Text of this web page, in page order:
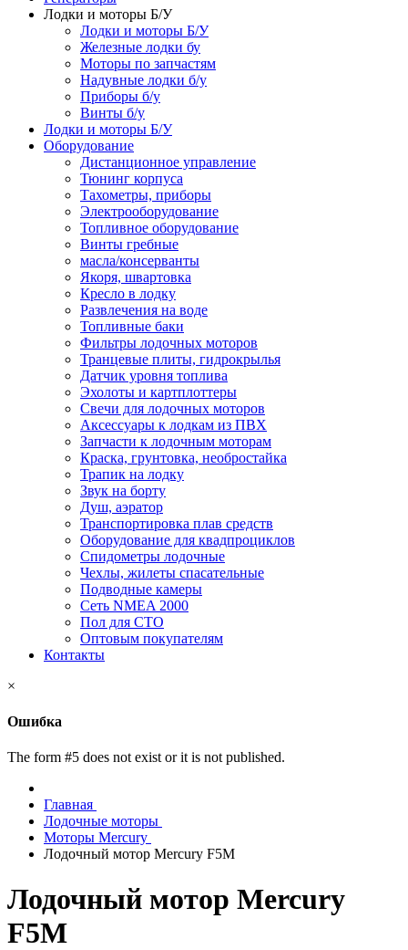
Лодки и моторы Б/У
Лодки и моторы Б/У
Железные лодки бу
Моторы по запчастям
Надувные лодки б/у
Приборы б/у
Винты б/у
Лодки и моторы Б/У
Оборудование
Дистанционное управление
Тюнинг корпуса
Тахометры, приборы
Электрооборудование
Топливное оборудование
Винты гребные
масла/консерванты
Якоря, швартовка
Кресло в лодку
Развлечения на воде
Топливные баки
Фильтры лодочных моторов
Транцевые плиты, гидрокрылья
Датчик уровня топлива
Эхолоты и картплоттеры
Cвечи для лодочных моторов
Аксессуары к лодкам из ПВХ
Запчасти к лодочным моторам
Краска, грунтовка, необростайка
Трапик на лодку
Звук на борту
Душ, аэратор
Транспортировка плав средств
Оборудование для квадпроциклов
Спидометры лодочные
Чехлы, жилеты спасательные
Подводные камеры
Сеть NMEA 2000
Пол для СТО
Оптовым покупателям
Контакты
×
Ошибка
The form #5 does not exist or it is not published.
Главная
Лодочные моторы
Моторы Mercury
Лодочный мотор Mercury F5M
Лодочный мотор Mercury
F5M